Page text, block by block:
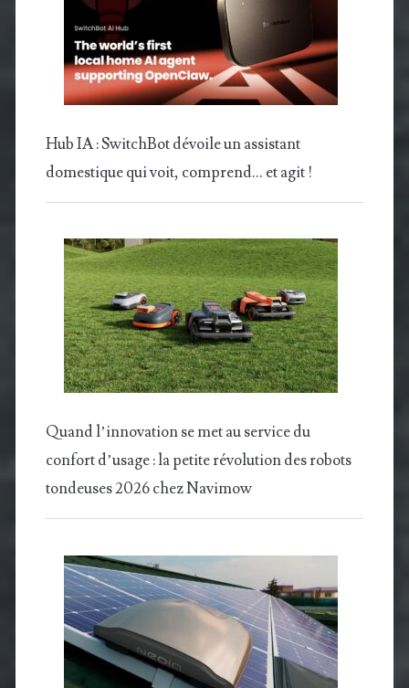
Hub IA : SwitchBot dévoile un assistant
domestique qui voit, comprend… et agit !
Quand l’innovation se met au service du
confort d’usage : la petite révolution des robots
tondeuses 2026 chez Navimow